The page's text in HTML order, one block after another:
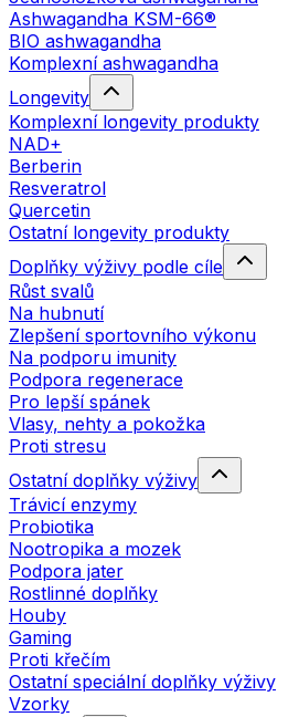
Ashwagandha KSM-66®
BIO ashwagandha
Komplexní ashwagandha
Longevity
Komplexní longevity produkty
NAD+
Berberin
Resveratrol
Quercetin
Ostatní longevity produkty
Doplňky výživy podle cíle
Růst svalů
Na hubnutí
Zlepšení sportovního výkonu
Na podporu imunity
Podpora regenerace
Pro lepší spánek
Vlasy, nehty a pokožka
Proti stresu
Ostatní doplňky výživy
Trávicí enzymy
Probiotika
Nootropika a mozek
Podpora jater
Rostlinné doplňky
Houby
Gaming
Proti křečím
Ostatní speciální doplňky výživy
Vzorky